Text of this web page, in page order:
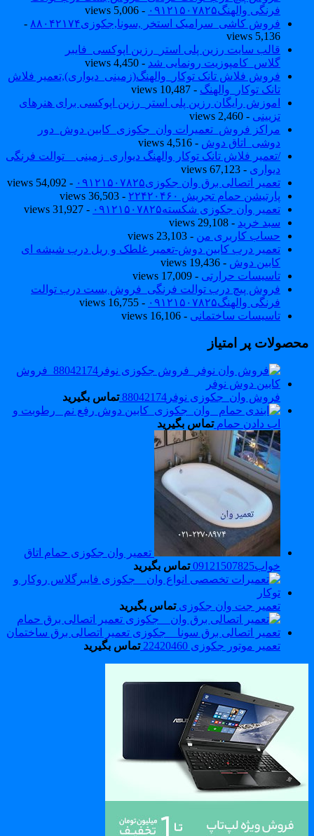
فرنگی والهنگ۰۹۱۲۱۵۰۷۸۲۵
- 5,006 views
فروش کاشی_سرامیک استخر ,سونا,جکوزی۸۸۰۴۲۱۷۴
-
5,136 views
قالب سایت رزین پلی استر_رزین اپوکسی_فایبر
گلاس_کامپوزیت رونمایی شد- 4,450 views
فروش فلاش تانک توکار_والهنگ(زمینی_دیواری),تعمیر فلاش
تانک توکار_والهنگ- 10,487 views
اموزش رایگان رزین پلی استر_رزین اپوکسی برای هنرهای
تزیینی- 2,460 views
مراکز فروش_تعمیرات وان_جکوزی_کابین دوش_دور
دوشی_اتاق دوش- 4,516 views
/تعمیر فلاش تانک توکار والهنگ دیواری_زمینی _ توالت فرنگی
دیواری - 67,123 views
تعمیر اتصالی برق وان جکوزی۰۹۱۲۱۵۰۷۸۲۵
- 54,092 views
پارتیشن حمام تجریش ۲۲۴۲۰۴۶۰
- 36,503 views
تعمیر وان جکوزی شکسته۰۹۱۲۱۵۰۷۸۲۵
- 31,927 views
سبد خرید - 29,108 views
حساب کاربری من- 23,103 views
تعمیر درب کابین دوش-تعمیر غلطک و ریل درب شیشه ای
کابین دوش- 19,436 views
تاسیسات حرارتی- 17,009 views
فروش پیچ درب توالت فرنگی_فروش بست درب توالت
فرنگی والهنگ۰۹۱۲۱۵۰۷۸۲۵
- 16,755 views
تاسیسات ساختمانی- 16,106 views
پر امتیاز
فروش وان_جکوزی نوفر88042174
تماس بگیرید
رفع نم _رطوبت و
اب دادن حمام تماس بگیرید
تعمیر وان جکوزی حمام اتاق
خواب09121507825
تماس بگیرید
تعمیر جت وان جکوزی تماس بگیرید
تعمیر موتور جکوزی 22420460 تماس بگیرید